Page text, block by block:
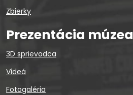
Zbierky
Prezentácia múzea
3D sprievodca
Videá
Fotogaléria